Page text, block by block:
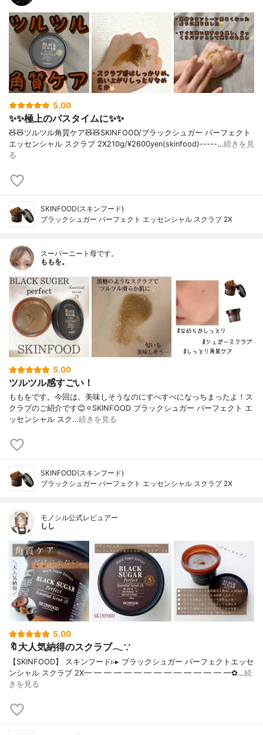
5.00
✨✨極上のバスタイムに✨✨
🧸🧸ツルツル角質ケア🧸🧸SKINFOOD/ブラックシュガー パーフェクト
エッセンシャル スクラブ 2X210g/¥2600yen(skinfood)-----…続きを見
る
SKINFOOD(スキンフード)
ブラックシュガー パーフェクト エッセンシャル スクラブ 2X
スーパーニート母です。
ももを。
5.00
ツルツル感すごい！
ももをです。今回は、美味しそうなのにすべすべになっちまったよ！ス
クラブのご紹介です😊⚪︎SKINFOOD ブラックシュガー パーフェクト エ
ッセンシャル スク…続きを見る
SKINFOOD(スキンフード)
ブラックシュガー パーフェクト エッセンシャル スクラブ 2X
モノシル公式レビュアー
しし
5.00
🔖大人気納得のスクラブ𓂃∵
【SKINFOOD】 スキンフード▹▸ ブラックシュガー パーフェクトエッセ
ンシャル スクラブ 2X━ ━ ━ ━ ━ ━ ━ ━ ━ ━ ━ ━ ━ ━ ━✿…続
きを見る